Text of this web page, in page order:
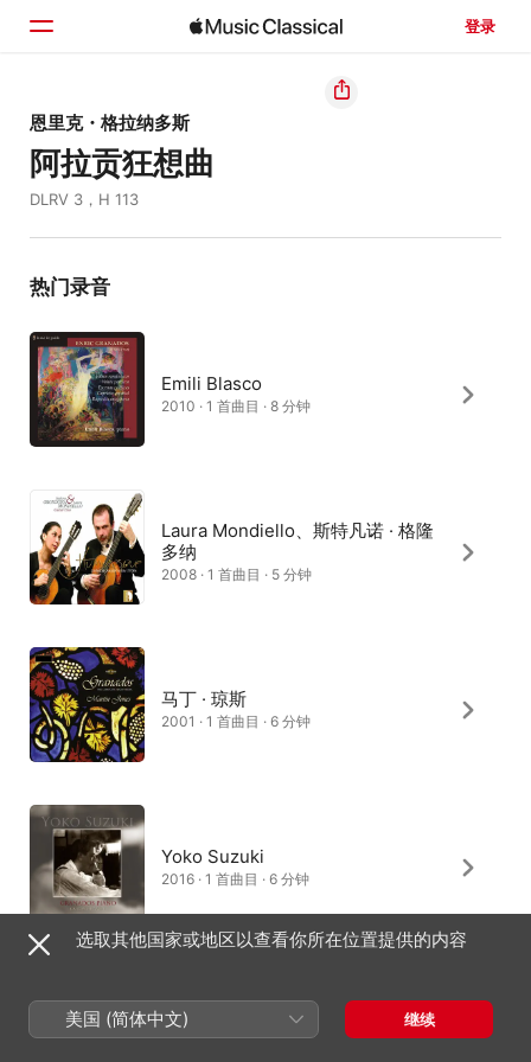
登录
主页
浏览
恩里克・格拉纳多斯
阿拉贡狂想曲
DLRV 3，H 113
热门录音
Emili Blasco
2010 · 1 首曲目 · 8 分钟
Laura Mondiello、斯特凡诺 · 格隆
多纳
2008 · 1 首曲目 · 5 分钟
马丁 · 琼斯
2001 · 1 首曲目 · 6 分钟
Yoko Suzuki
2016 · 1 首曲目 · 6 分钟
Marylene Dosse
2023 · 1 首曲目 · 6 分钟
选取其他国家或地区以查看你所在位置提供的内容
美国 (简体中文) 继续